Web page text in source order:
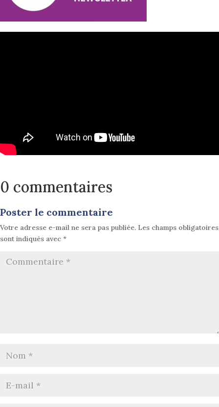
0 commentaires
Poster le commentaire
Votre adresse e-mail ne sera pas publiée. Les champs obligatoires
sont indiqués avec *